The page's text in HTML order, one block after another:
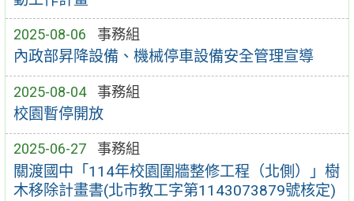
2025-08-06 事務組
內政部昇降設備、機械停車設備安全管理宣導
2025-08-04 事務組
校園暫停開放
2025-06-27 事務組
關渡國中「114年校園圍牆整修工程（北側）」樹
木移除計畫書(北市教工字第1143073879號核定)